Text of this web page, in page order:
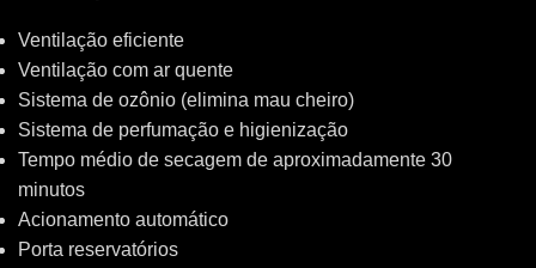
Ventilação eficiente
Ventilação com ar quente
Sistema de ozônio (elimina mau cheiro)
Sistema de perfumação e higienização
Tempo médio de secagem de aproximadamente 30
minutos
Acionamento automático
Porta reservatórios